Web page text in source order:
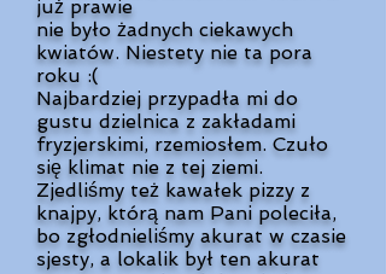
już prawie
nie było żadnych ciekawych
kwiatów. Niestety nie ta pora
roku :(
Najbardziej przypadła mi do
gustu dzielnica z zakładami
fryzjerskimi, rzemiosłem. Czuło
się klimat nie z tej ziemi.
Zjedliśmy też kawałek pizzy z
knajpy, którą nam Pani poleciła,
bo zgłodnieliśmy akurat w czasie
sjesty, a lokalik był ten akurat